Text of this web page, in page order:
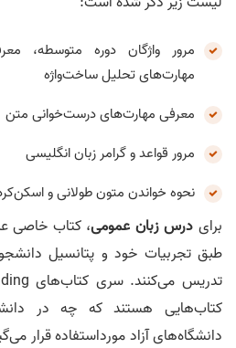
مرور واژگان دوره متوسطه،
مهارت‌های تحلیل ساخت‌واژه
معرفی مهارت‌های درست‌خوانی متن
مرور قواعد و گرامر زبان انگلیسی
نحوه خواندن متون طولانی و
برای درس زبان عمومی، کتاب خاصی
طبق تجربیات خود و پتانسیل
کتاب‌هایی هستند که چه در
دانشگاه‌های آزاد مورداستفاده قرار